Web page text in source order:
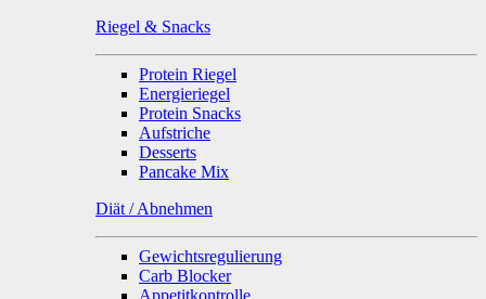
Riegel & Snacks
Protein Riegel
Energieriegel
Protein Snacks
Aufstriche
Desserts
Pancake Mix
Diät / Abnehmen
Gewichtsregulierung
Carb Blocker
Appetitkontrolle